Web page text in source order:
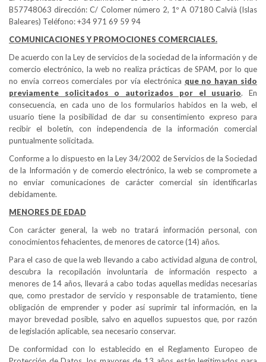
B57748063 dirección: C/ Colomer número 2, 1º A 07180 Calvià (Islas
Baleares) Teléfono: +34 971 69 59 94
COMUNICACIONES Y PROMOCIONES COMERCIALES.
De acuerdo con la Ley de servicios de la sociedad de la información y de
comercio electrónico, la web no realiza prácticas de SPAM, por lo que
no envía correos comerciales por vía electrónica que no hayan sido
previamente solicitados o autorizados por el usuario. En
consecuencia, en cada uno de los formularios habidos en la web, el
usuario tiene la posibilidad de dar su consentimiento expreso para
recibir el boletín, con independencia de la información comercial
puntualmente solicitada.
Conforme a lo dispuesto en la Ley 34/2002 de Servicios de la Sociedad
de la Información y de comercio electrónico, la web se compromete a
no enviar comunicaciones de carácter comercial sin identificarlas
debidamente.
MENORES DE EDAD
Con carácter general, la web no tratará información personal, con
conocimientos fehacientes, de menores de catorce (14) años.
Para el caso de que la web llevando a cabo actividad alguna de control,
descubra la recopilación involuntaria de información respecto a
menores de 14 años, llevará a cabo todas aquellas medidas necesarias
que, como prestador de servicio y responsable de tratamiento, tiene
obligación de emprender y poder así suprimir tal información, en la
mayor brevedad posible, salvo en aquellos supuestos que, por razón
de legislación aplicable, sea necesario conservar.
De conformidad con lo establecido en el Reglamento Europeo de